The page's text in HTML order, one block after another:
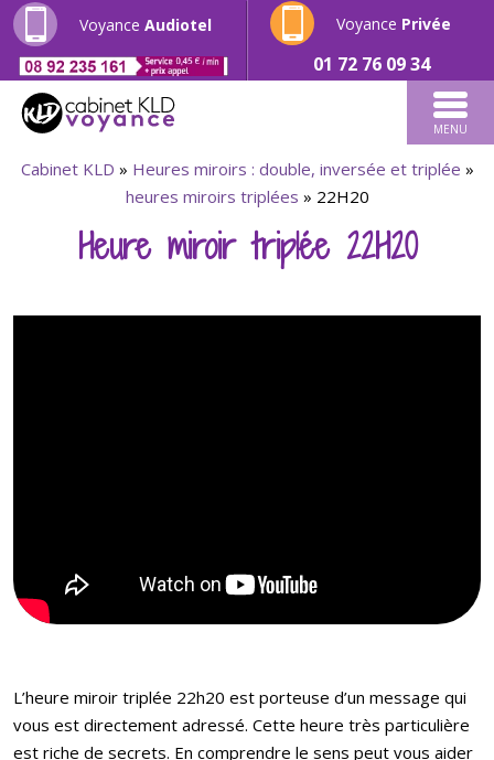
Voyance Audiotel Voyance Privée
01 72 76 09 34
MENU
Cabinet KLD » Heures miroirs : double, inversée et triplée »
heures miroirs triplées » 22H20
Heure miroir triplée 22H20
L’heure miroir triplée 22h20 est porteuse d’un message qui
vous est directement adressé. Cette heure très particulière
est riche de secrets. En comprendre le sens peut vous aider